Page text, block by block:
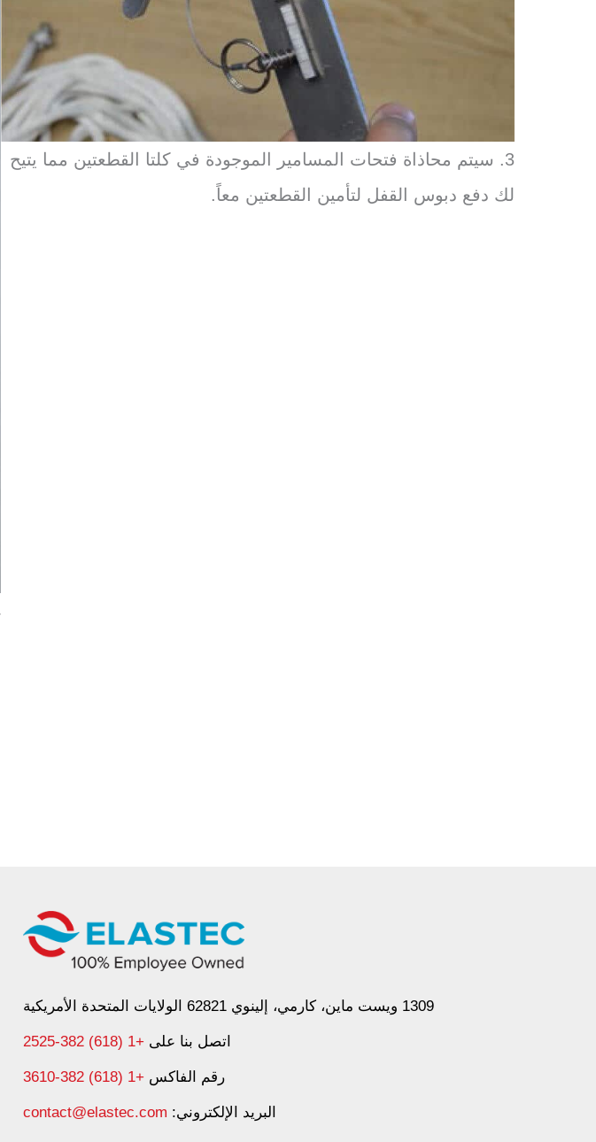
3. سيتم محاذاة فتحات المسامير الموجودة في كلتا القطعتين مما يتيح
لك دفع دبوس القفل لتأمين القطعتين معاً.
1309 ويست ماين، كارمي، إلينوي 62821 الولايات المتحدة الأمريكية
اتصل بنا على +1 (618) 382-2525
رقم الفاكس +1 (618) 382-3610
البريد الإلكتروني: contact@elastec.com
لينكد إن يو توب YouTube